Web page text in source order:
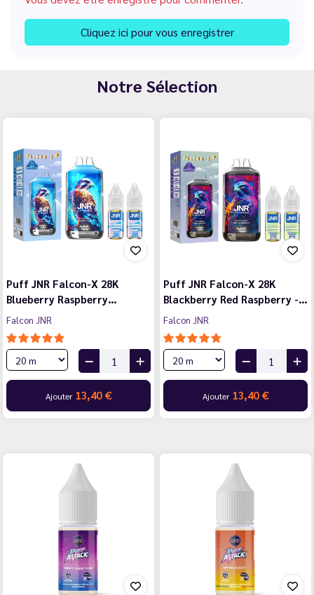
Cliquez ici pour vous enregistrer
Notre Sélection
Puff JNR Falcon-X 28K
Blueberry Raspberry…
Falcon JNR
Ajouter 13,40 €
Puff JNR Falcon-X 28K
Blackberry Red Raspberry -…
Falcon JNR
Ajouter 13,40 €